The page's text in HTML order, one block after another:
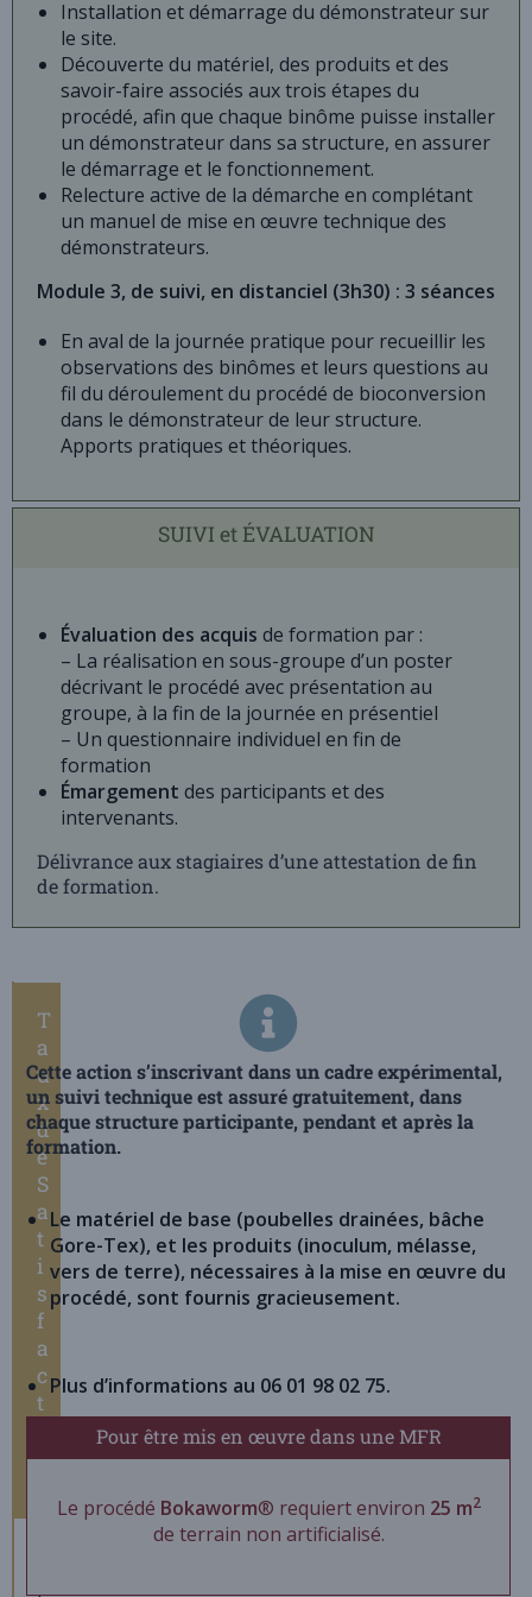
Installation et démarrage du démonstrateur sur
le site.
Découverte du matériel, des produits et des
savoir-faire associés aux trois étapes du
procédé, afin que chaque binôme puisse installer
un démonstrateur dans sa structure, en assurer
le démarrage et le fonctionnement.
Relecture active de la démarche en complétant
un manuel de mise en œuvre technique des
démonstrateurs.
Module 3, de suivi, en distanciel (3h30) : 3 séances
En aval de la journée pratique pour recueillir les
observations des binômes et leurs questions au
fil du déroulement du procédé de bioconversion
dans le démonstrateur de leur structure.
Apports pratiques et théoriques.
SUIVI et ÉVALUATION
Évaluation des acquis de formation par :
– La réalisation en sous-groupe d’un poster
décrivant le procédé avec présentation au
groupe, à la fin de la journée en présentiel
– Un questionnaire individuel en fin de
formation
Émargement des participants et des
intervenants.
Délivrance aux stagiaires d’une attestation de fin
de formation.
T
a
u
x
d
e
S
a
t
i
s
f
a
c
t
o
Cette action s’inscrivant dans un cadre expérimental,
un suivi technique est assuré gratuitement, dans
chaque structure participante, pendant et après la
formation.
Le matériel de base (poubelles drainées, bâche
Gore-Tex), et les produits (inoculum, mélasse,
vers de terre), nécessaires à la mise en œuvre du
procédé, sont fournis gracieusement.
Plus d’informations au 06 01 98 02 75.
Pour être mis en œuvre dans une MFR
Le procédé Bokaworm® requiert environ 25 m2
de terrain non artificialisé.